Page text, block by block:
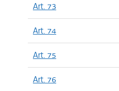
Art. 73
Art. 74
Art. 75
Art. 76